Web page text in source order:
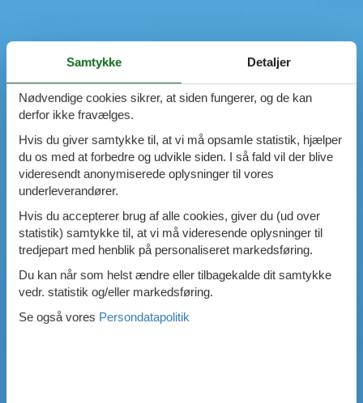
Samtykke Detaljer
Nødvendige cookies sikrer, at siden fungerer, og de kan
derfor ikke fravælges.
Hvis du giver samtykke til, at vi må opsamle statistik, hjælper
du os med at forbedre og udvikle siden. I så fald vil der blive
videresendt anonymiserede oplysninger til vores
underleverandører.
Hvis du accepterer brug af alle cookies, giver du (ud over
statistik) samtykke til, at vi må videresende oplysninger til
tredjepart med henblik på personaliseret markedsføring.
Du kan når som helst ændre eller tilbagekalde dit samtykke
vedr. statistik og/eller markedsføring.
Se også vores Persondatapolitik